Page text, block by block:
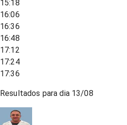
15:18
16:06
16:36
16:48
17:12
17:24
17:36
Resultados para dia 13/08